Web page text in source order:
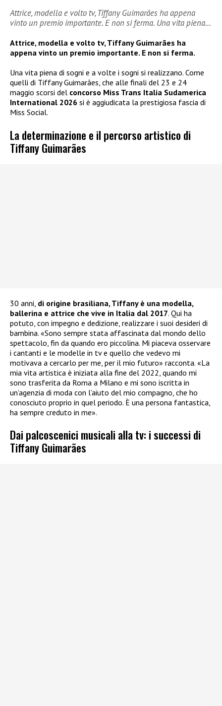
Attrice, modella e volto tv, Tiffany Guimarães ha appena
vinto un premio importante. E non si ferma. Una vita piena…
Attrice, modella e volto tv, Tiffany Guimarães ha
appena vinto un premio importante. E non si ferma.
Una vita piena di sogni e a volte i sogni si realizzano. Come
quelli di Tiffany Guimarães, che alle finali del 23 e 24
maggio scorsi del concorso Miss Trans Italia Sudamerica
International 2026 si è aggiudicata la prestigiosa fascia di
Miss Social.
La determinazione e il percorso artistico di
Tiffany Guimarães
30 anni, di origine brasiliana, Tiffany è una modella,
ballerina e attrice che vive in Italia dal 2017. Qui ha
potuto, con impegno e dedizione, realizzare i suoi desideri di
bambina. «Sono sempre stata affascinata dal mondo dello
spettacolo, fin da quando ero piccolina. Mi piaceva osservare
i cantanti e le modelle in tv e quello che vedevo mi
motivava a cercarlo per me, per il mio futuro» racconta. «La
mia vita artistica è iniziata alla fine del 2022, quando mi
sono trasferita da Roma a Milano e mi sono iscritta in
un’agenzia di moda con l’aiuto del mio compagno, che ho
conosciuto proprio in quel periodo. È una persona fantastica,
ha sempre creduto in me».
Dai palcoscenici musicali alla tv: i successi di
Tiffany Guimarães